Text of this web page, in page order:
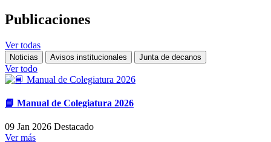
Publicaciones
Ver todas
Noticias Avisos institucionales Junta de decanos
Ver todo
📘 Manual de Colegiatura 2026
09 Jan 2026 Destacado
Ver más